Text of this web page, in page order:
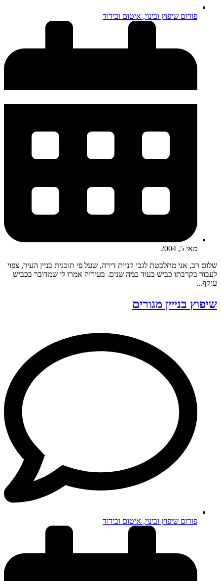
פורום שיפוץ ובינוי, איטום ובידוד
מאי 5, 2004
שלום רב, אני מתלבטת לגבי קניית דירה, שעל פי תוכנית בניין העיר, צפוי
לעבור בקרבתו כביש בעוד כמה שנים. בעיריה אמרו לי שמדובר בכביש
עוקף...
שיפוץ בנייין מגורים
פורום שיפוץ ובינוי, איטום ובידוד